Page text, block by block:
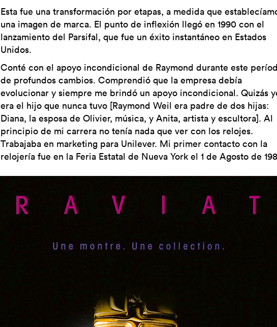
Esta fue una transformación por etapas, a medida que
una imagen de marca. El punto de inflexión llegó en 1990 con el
lanzamiento del Parsifal, que fue un éxito instantáneo en Estados
Unidos.
Conté con el apoyo incondicional de Raymond durante este
de profundos cambios. Comprendió que la empresa debía
evolucionar y siempre me brindó un apoyo incondicional. Quizás
era el hijo que nunca tuvo [Raymond Weil era padre de dos hijas:
Diana, la esposa de Olivier, música, y Anita, artista y escultora]. Al
principio de mi carrera no tenía nada que ver con los relojes.
Trabajaba en marketing para Unilever. Mi primer contacto con la
relojería fue en la Feria Estatal de Nueva York el 1 de Agosto de